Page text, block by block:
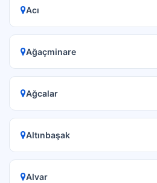
Acı
Ağaçminare
Ağcalar
Altınbaşak
Alvar